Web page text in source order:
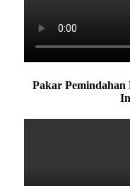
Pakar Pemindahan